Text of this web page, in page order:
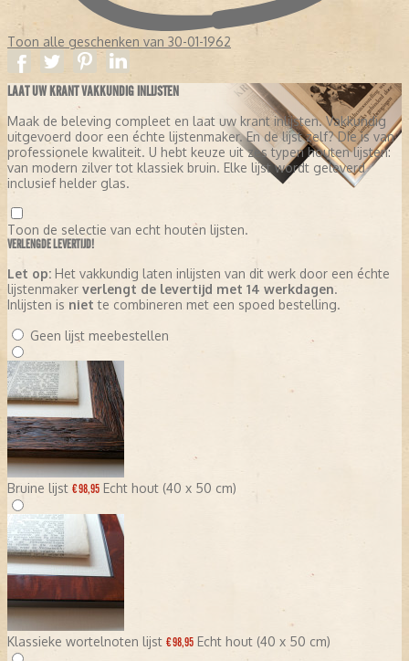
Toon alle geschenken van 30-01-1962
LAAT UW KRANT VAKKUNDIG INLIJSTEN
Maak de beleving compleet en laat uw krant inlijsten. Vakkundig
uitgevoerd door een échte lijstenmaker. En de lijst zelf? Die is van
professionele kwaliteit. U hebt keuze uit zes typen houten lijsten:
van modern zilver tot klassiek bruin. Elke lijst wordt geleverd
inclusief helder glas.
Toon de selectie van echt houten lijsten.
VERLENGDE LEVERTIJD!
Let op: Het vakkundig laten inlijsten van dit werk door een échte
lijstenmaker verlengt de levertijd met 14 werkdagen.
Inlijsten is niet te combineren met een spoed bestelling.
Geen lijst meebestellen
Bruine lijst € 98,95 Echt hout (40 x 50 cm)
Klassieke wortelnoten lijst € 98,95 Echt hout (40 x 50 cm)